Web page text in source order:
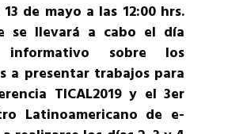
de mayo a las 12:00 hrs.
se llevará a cabo el día
sobre los
a presentar trabajos para
TICAL2019 y el 3er
Latinoamericano de e-